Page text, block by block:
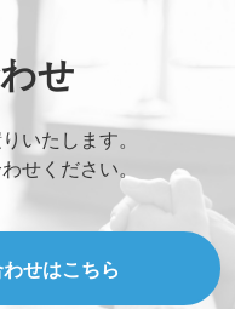
せ
いたします。
せください。
せはこちら